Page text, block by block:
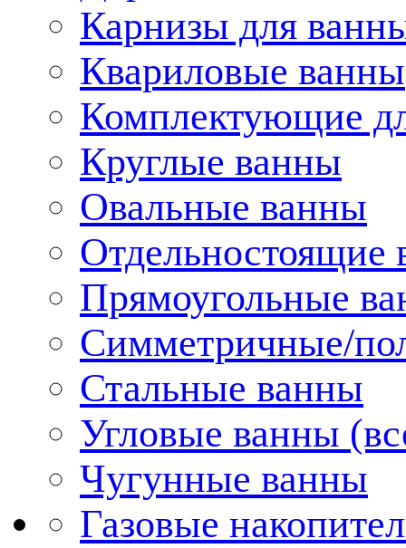
Карнизы для
Квариловые ванны
Комплектующие
Круглые ванны
Овальные ванны
Отдельностоящие
Прямоугольные
Симметричные/
Стальные ванны
Угловые ванны
Чугунные ванны
Газовые